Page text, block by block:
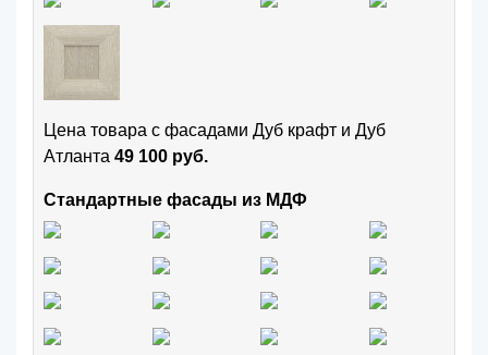
Цена товара с фасадами Дуб крафт и Дуб
Атланта 49 100 руб.
Стандартные фасады из МДФ